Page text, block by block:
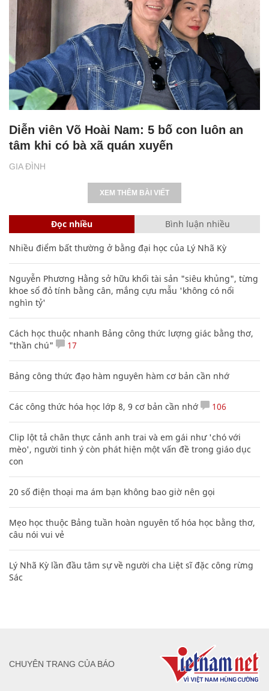
GIA ĐÌNH
Diễn viên Võ Hoài Nam: 5 bố con luôn an
tâm khi có bà xã quán xuyến
XEM THÊM BÀI VIẾT
Đọc nhiều Bình luận nhiều
Nhiều điểm bất thường ở bằng đại học của Lý Nhã Kỳ
Nguyễn Phương Hằng sở hữu khối tài sản "siêu khủng", từng
khoe sổ đỏ tính bằng cân, mắng cựu mẫu 'không có nổi
nghìn tỷ'
Cách học thuộc nhanh Bảng công thức lượng giác bằng thơ,
"thần chú"
17
Bảng công thức đạo hàm nguyên hàm cơ bản cần nhớ
Các công thức hóa học lớp 8, 9 cơ bản cần nhớ 106
Clip lột tả chân thực cảnh anh trai và em gái như 'chó với
mèo', người tinh ý còn phát hiện một vấn đề trong giáo dục
con
20 số điện thoại ma ám bạn không bao giờ nên gọi
Mẹo học thuộc Bảng tuần hoàn nguyên tố hóa học bằng thơ,
câu nói vui vẻ
Lý Nhã Kỳ lần đầu tâm sự về người cha Liệt sĩ đặc công rừng
Sác
CHUYÊN TRANG CỦA BÁO